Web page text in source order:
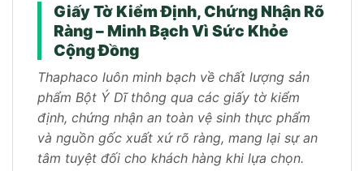
Giấy Tờ Kiểm Định, Chứng Nhận Rõ
Ràng – Minh Bạch Vì Sức Khỏe
Cộng Đồng
Thaphaco luôn minh bạch về chất lượng sản
phẩm Bột Ý Dĩ thông qua các giấy tờ kiểm
định, chứng nhận an toàn vệ sinh thực phẩm
và nguồn gốc xuất xứ rõ ràng, mang lại sự an
tâm tuyệt đối cho khách hàng khi lựa chọn.